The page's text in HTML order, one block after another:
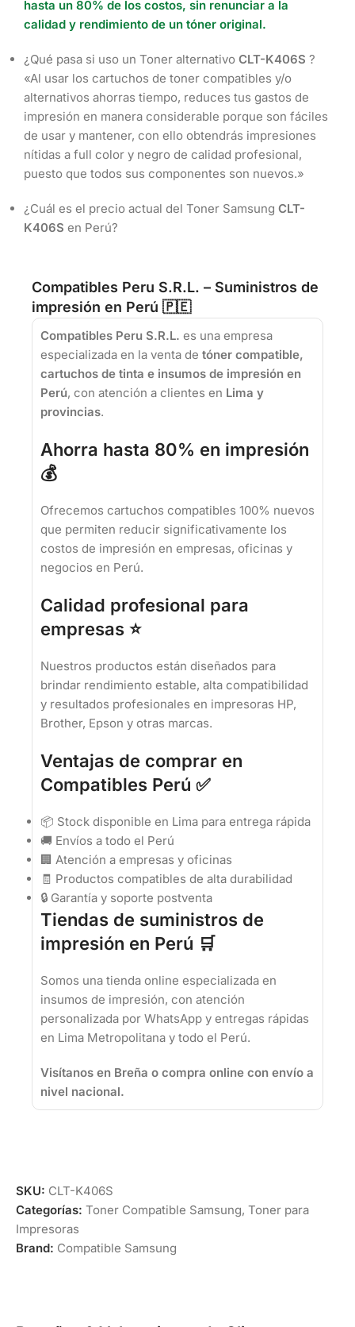
hasta un 80% de los costos, sin renunciar a la
calidad y rendimiento de un tóner original.
¿Qué pasa si uso un Toner alternativo CLT-K406S ?
«Al usar los cartuchos de toner compatibles y/o
alternativos ahorras tiempo, reduces tus gastos de
impresión en manera considerable porque son fáciles
de usar y mantener, con ello obtendrás impresiones
nítidas a full color y negro de calidad profesional,
puesto que todos sus componentes son nuevos.»
¿Cuál es el precio actual del Toner Samsung CLT-
K406S en Perú?
Compatibles Peru S.R.L. – Suministros de
impresión en Perú 🇵🇪
Compatibles Peru S.R.L. es una empresa
especializada en la venta de tóner compatible,
cartuchos de tinta e insumos de impresión en
Perú, con atención a clientes en Lima y
provincias.
Ahorra hasta 80% en impresión
💰
Ofrecemos cartuchos compatibles 100% nuevos
que permiten reducir significativamente los
costos de impresión en empresas, oficinas y
negocios en Perú.
Calidad profesional para
empresas ⭐
Nuestros productos están diseñados para
brindar rendimiento estable, alta compatibilidad
y resultados profesionales en impresoras HP,
Brother, Epson y otras marcas.
Ventajas de comprar en
Compatibles Perú ✅
📦 Stock disponible en Lima para entrega rápida
🚚 Envíos a todo el Perú
🏢 Atención a empresas y oficinas
🧾 Productos compatibles de alta durabilidad
🔒 Garantía y soporte postventa
Tiendas de suministros de
impresión en Perú 🛒
Somos una tienda online especializada en
insumos de impresión, con atención
personalizada por WhatsApp y entregas rápidas
en Lima Metropolitana y todo el Perú.
Visítanos en Breña o compra online con envío a
nivel nacional.
SKU: CLT-K406S
Categorías: Toner Compatible Samsung, Toner para
Impresoras
Brand: Compatible Samsung